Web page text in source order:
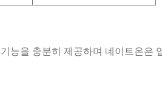
능을 충분히 제공하며 네이트온은